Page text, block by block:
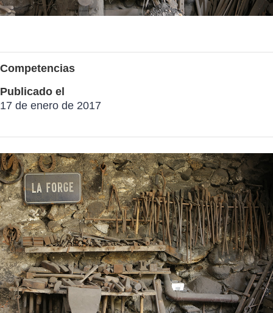
Competencias
Publicado el
17 de enero de 2017